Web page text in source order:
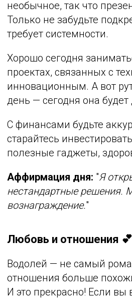
необычное, так что
Только не забудьте
требует системности.
Хорошо сегодня
проектах, связанных с
инновационным. А вот
день — сегодня она будет
С финансами будьте
старайтесь
полезные гаджеты,
Аффирмация дня: "Я
нестандартные решения.
вознаграждение."
Любовь и отношения 💕
Водолей — не самый
отношения больше
И это прекрасно! Если вы